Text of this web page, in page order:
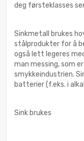
deg førsteklasses
Sinkmetall brukes
stålprodukter for å
også lett legeres
man messing, som
smykkeindustrien.
batterier (f.eks. i
Sink brukes